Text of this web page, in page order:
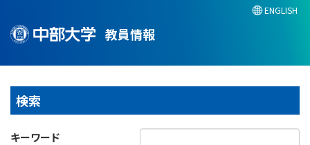
教員情報
ENGLISH
検索
キーワード